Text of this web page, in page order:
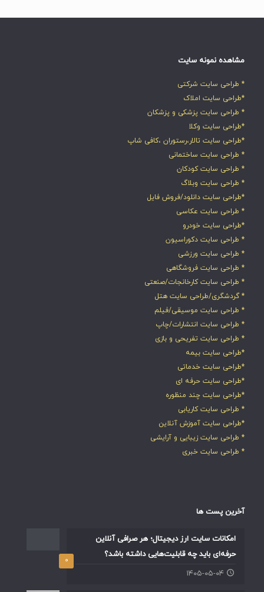
مشاهده نمونه سایت
* طراحی سایت شرکتی
*طراحی سایت املاک
* طراحی سایت پزشکی و پزشکان
*طراحی سایت وکلا
*طراحی سایت تالار،رستوران ،کافی شاپ
* طراحی سایت ساختمانی
* طراحی سایت کودکان
* طراحی سایت وبلاگ
*طراحی سایت دانلود/فروش فایل
* طراحی سایت عکاسی
*طراحی سایت خودرو
* طراحی سایت دکوراسیون
* طراحی سایت ورزشی
* طراحی سایت فروشگاهی
* طراحی سایت کارخانجات/صنعتی
* گردشگری/طراحی سایت هتل
* طراحی سایت موسیقی/فیلم
* طراحی سایت انتشارات/چاپ
* طراحی سایت تفریحی و بازی
*طراحی سایت بیمه
*طراحی سایت خدماتی
*طراحی سایت حرفه ای
*طراحی سایت چند منظوره
* طراحی سایت کاریابی
*طراحی سایت آموزش آنلاین
* طراحی سایت زیبایی و آرایشی
* طراحی سایت خبری
آخرین پست ها
۰
امکانات سایت ارز دیجیتال؛ هر صرافی آنلاین
حرفه‌ای باید چه قابلیت‌هایی داشته باشد؟
۱۴۰۵-۰۵-۰۴